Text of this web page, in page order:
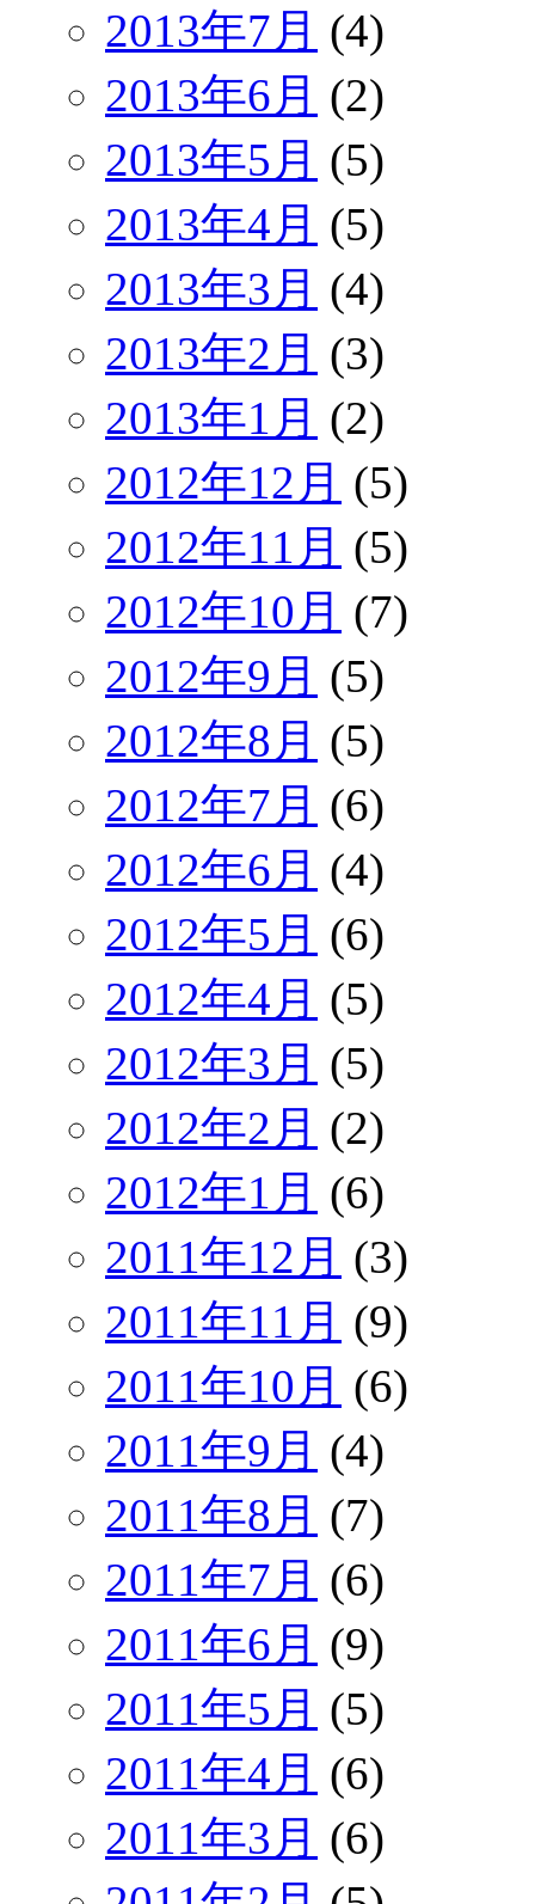
2013年7月 (4)
2013年6月 (2)
2013年5月 (5)
2013年4月 (5)
2013年3月 (4)
2013年2月 (3)
2013年1月 (2)
2012年12月 (5)
2012年11月 (5)
2012年10月 (7)
2012年9月 (5)
2012年8月 (5)
2012年7月 (6)
2012年6月 (4)
2012年5月 (6)
2012年4月 (5)
2012年3月 (5)
2012年2月 (2)
2012年1月 (6)
2011年12月 (3)
2011年11月 (9)
2011年10月 (6)
2011年9月 (4)
2011年8月 (7)
2011年7月 (6)
2011年6月 (9)
2011年5月 (5)
2011年4月 (6)
2011年3月 (6)